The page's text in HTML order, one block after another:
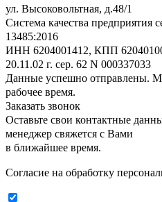
ул. Высоковольтная, д.48/1
Система качества предприятия
13485:2016
ИНН 6204001412, КПП
20.11.02 г. сер. 62 N 000337033
Данные успешно отправлены.
рабочее время.
Заказать звонок
Оставьте свои контактные
менеджер свяжется с Вами
в ближайшее время.
Согласие на обработку